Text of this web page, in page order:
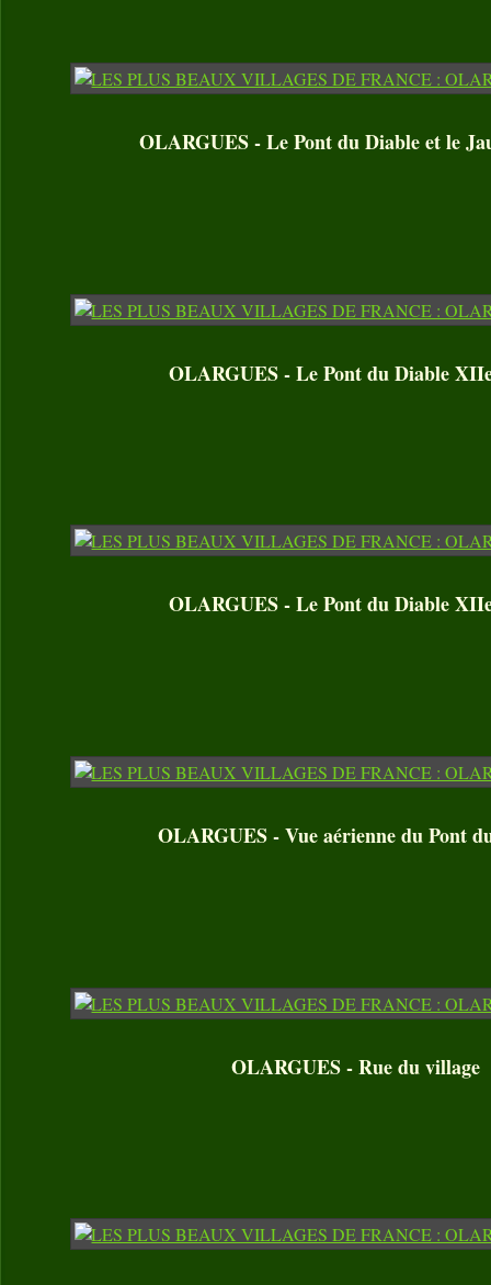
OLARGUES - Le Pont du Diable et le
OLARGUES - Le Pont du Diable
OLARGUES - Le Pont du Diable
OLARGUES - Vue aérienne du Pont
OLARGUES - Rue du village